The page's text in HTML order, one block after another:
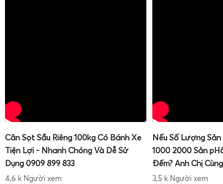
Cân Sọt Sầu Riêng 100kg Có Bánh Xe
Tiện Lợi - Nhanh Chóng Và Dễ Sử
Dụng 0909 899 833
4,6 k Người xem
Nếu Số Lượng
1000 2000 Sản
Đếm? Anh Chị
3,5 k Người xem